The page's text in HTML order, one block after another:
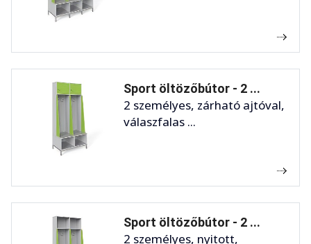
Sport öltözőbútor - 2 ...
2 személyes, zárható ajtóval,
válaszfalas ...
Sport öltözőbútor - 2 ...
2 személyes, nyitott,